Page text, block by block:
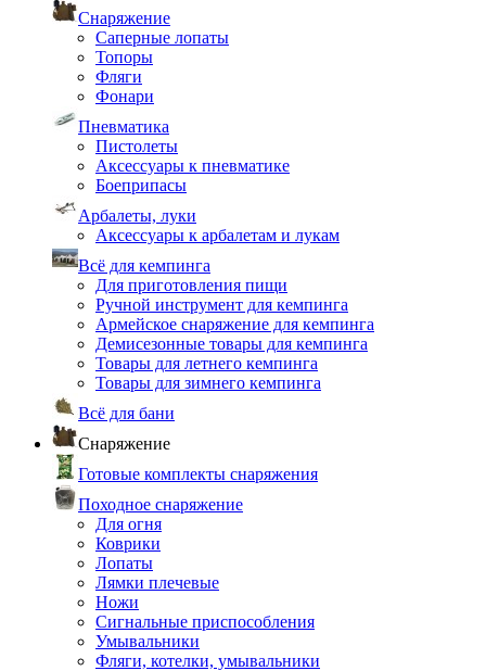
Снаряжение
Саперные лопаты
Топоры
Фляги
Фонари
Пневматика
Пистолеты
Аксессуары к пневматике
Боеприпасы
Арбалеты, луки
Аксессуары к арбалетам и лукам
Всё для кемпинга
Для приготовления пищи
Ручной инструмент для кемпинга
Армейское снаряжение для кемпинга
Демисезонные товары для кемпинга
Товары для летнего кемпинга
Товары для зимнего кемпинга
Всё для бани
Снаряжение
Готовые комплекты снаряжения
Походное снаряжение
Для огня
Коврики
Лопаты
Лямки плечевые
Ножи
Сигнальные приспособления
Умывальники
Фляги, котелки, умывальники